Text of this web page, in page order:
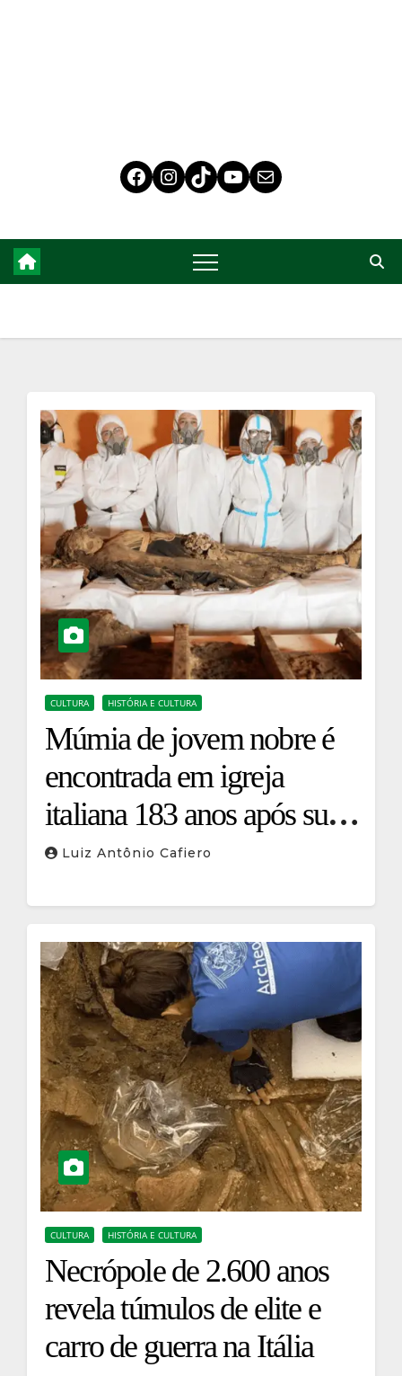
CULTURA HISTÓRIA E CULTURA
Múmia de jovem nobre é
encontrada em igreja
italiana 183 anos após sua
morte
Luiz Antônio Cafiero
CULTURA HISTÓRIA E CULTURA
Necrópole de 2.600 anos
revela túmulos de elite e
carro de guerra na Itália